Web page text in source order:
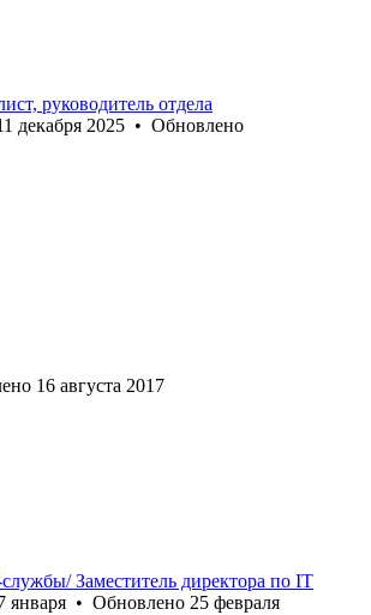
руководитель отдела
декабря 2025 • Обновлено
16 августа 2017
Заместитель директора по IT
января • Обновлено 25 февраля